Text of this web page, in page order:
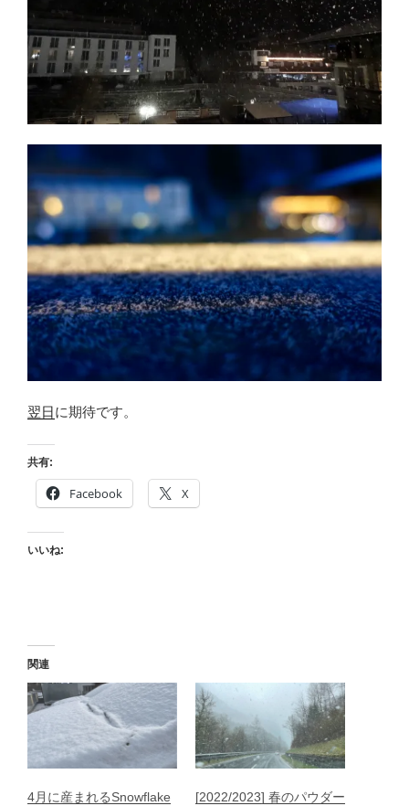
翌日に期待です。
共有:
Facebook X
いいね:
関連
4月に産まれるSnowflake
[2022/2023] 春のパウダー